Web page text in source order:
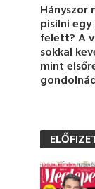
Hányszor
pisilni
felett? A
sokkal
mint